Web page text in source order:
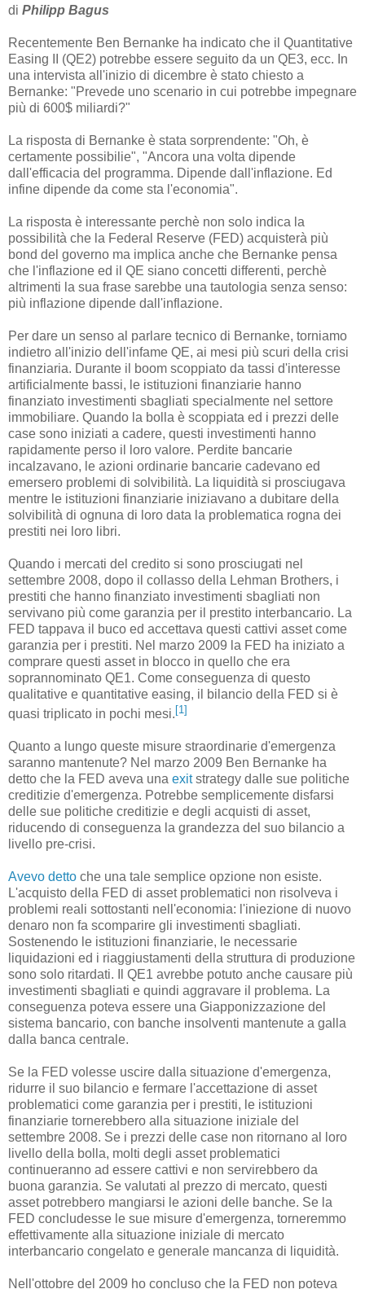
di Philipp Bagus
Recentemente Ben Bernanke ha indicato che il Quantitative
Easing II (QE2) potrebbe essere seguito da un QE3, ecc. In
una intervista all'inizio di dicembre è stato chiesto a
Bernanke: "Prevede uno scenario in cui potrebbe impegnare
più di 600$ miliardi?"
La risposta di Bernanke è stata sorprendente: "Oh, è
certamente possibilie", "Ancora una volta dipende
dall'efficacia del programma. Dipende dall'inflazione. Ed
infine dipende da come sta l'economia".
La risposta è interessante perchè non solo indica la
possibilità che la Federal Reserve (FED) acquisterà più
bond del governo ma implica anche che Bernanke pensa
che l'inflazione ed il QE siano concetti differenti, perchè
altrimenti la sua frase sarebbe una tautologia senza senso:
più inflazione dipende dall'inflazione.
Per dare un senso al parlare tecnico di Bernanke, torniamo
indietro all'inizio dell'infame QE, ai mesi più scuri della crisi
finanziaria. Durante il boom scoppiato da tassi d'interesse
artificialmente bassi, le istituzioni finanziarie hanno
finanziato investimenti sbagliati specialmente nel settore
immobiliare. Quando la bolla è scoppiata ed i prezzi delle
case sono iniziati a cadere, questi investimenti hanno
rapidamente perso il loro valore. Perdite bancarie
incalzavano, le azioni ordinarie bancarie cadevano ed
emersero problemi di solvibilità. La liquidità si prosciugava
mentre le istituzioni finanziarie iniziavano a dubitare della
solvibilità di ognuna di loro data la problematica rogna dei
prestiti nei loro libri.
Quando i mercati del credito si sono prosciugati nel
settembre 2008, dopo il collasso della Lehman Brothers, i
prestiti che hanno finanziato investimenti sbagliati non
servivano più come garanzia per il prestito interbancario. La
FED tappava il buco ed accettava questi cattivi asset come
garanzia per i prestiti. Nel marzo 2009 la FED ha iniziato a
comprare questi asset in blocco in quello che era
soprannominato QE1. Come conseguenza di questo
qualitative e quantitative easing, il bilancio della FED si è
quasi triplicato in pochi mesi. [1]
Quanto a lungo queste misure straordinarie d'emergenza
saranno mantenute? Nel marzo 2009 Ben Bernanke ha
detto che la FED aveva una exitstrategy dalle sue politiche
creditizie d'emergenza. Potrebbe semplicemente disfarsi
delle sue politiche creditizie e degli acquisti di asset,
riducendo di conseguenza la grandezza del suo bilancio a
livello pre-crisi.
Avevo detto che una tale semplice opzione non esiste.
L'acquisto della FED di asset problematici non risolveva i
problemi reali sottostanti nell'economia: l'iniezione di nuovo
denaro non fa scomparire gli investimenti sbagliati.
Sostenendo le istituzioni finanziarie, le necessarie
liquidazioni ed i riaggiustamenti della struttura di produzione
sono solo ritardati. Il QE1 avrebbe potuto anche causare più
investimenti sbagliati e quindi aggravare il problema. La
conseguenza poteva essere una Giapponizzazione del
sistema bancario, con banche insolventi mantenute a galla
dalla banca centrale.
Se la FED volesse uscire dalla situazione d'emergenza,
ridurre il suo bilancio e fermare l'accettazione di asset
problematici come garanzia per i prestiti, le istituzioni
finanziarie tornerebbero alla situazione iniziale del
settembre 2008. Se i prezzi delle case non ritornano al loro
livello della bolla, molti degli asset problematici
continueranno ad essere cattivi e non servirebbero da
buona garanzia. Se valutati al prezzo di mercato, questi
asset potrebbero mangiarsi le azioni delle banche. Se la
FED concludesse le sue misure d'emergenza, torneremmo
effettivamente alla situazione iniziale di mercato
interbancario congelato e generale mancanza di liquidità.
Nell'ottobre del 2009 ho concluso che la FED non poteva